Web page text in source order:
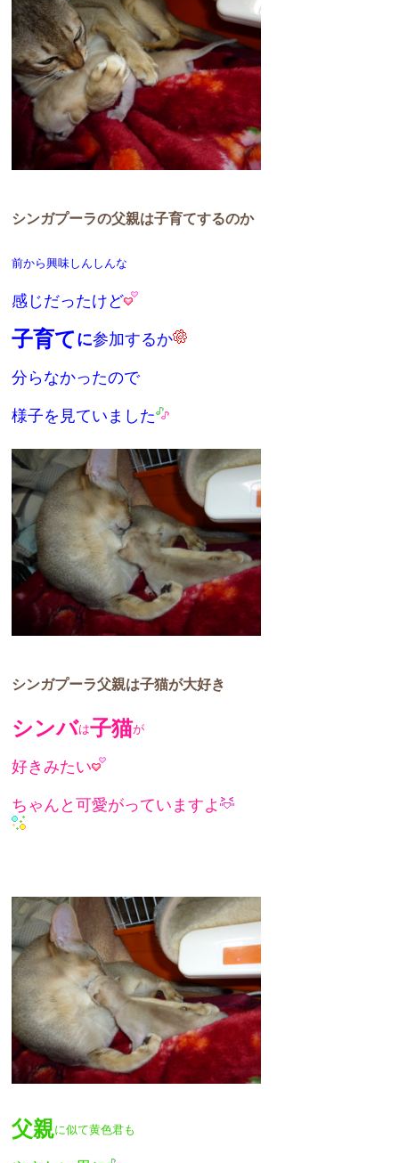
シンガプーラの父親は子育てするのか
前から興味しんしんな
感じだったけど
子育て に参加するか
分らなかったので
様子を見ていました
シンガプーラ父親は子猫が大好き
シンバは子猫が
好きみたい
ちゃんと可愛がっていますよ
父親に似て黄色君も